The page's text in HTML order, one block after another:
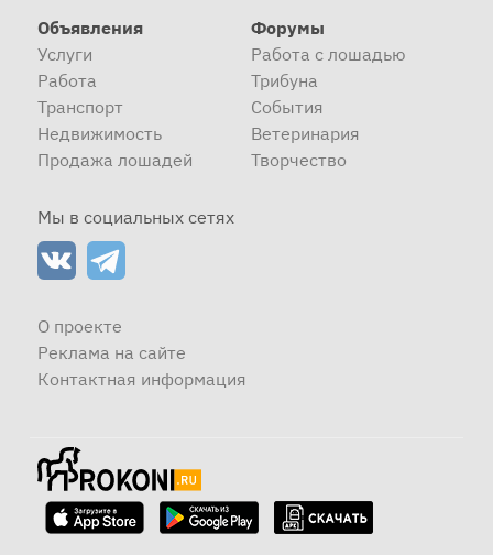
Объявления
Услуги
Работа
Транспорт
Недвижимость
Продажа лошадей
Форумы
Работа с лошадью
Трибуна
События
Ветеринария
Творчество
Мы в социальных сетях
О проекте
Реклама на сайте
Контактная информация